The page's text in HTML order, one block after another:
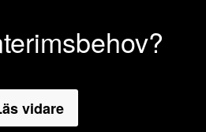
vidare